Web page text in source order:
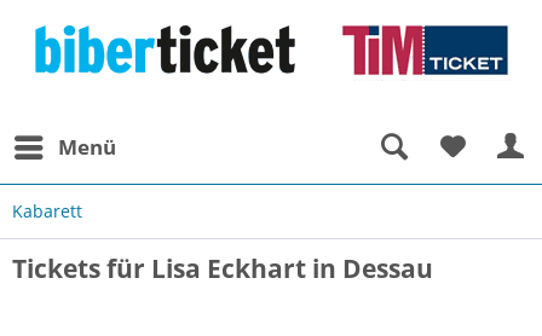
Menü
Kabarett
Tickets für Lisa Eckhart in Dessau